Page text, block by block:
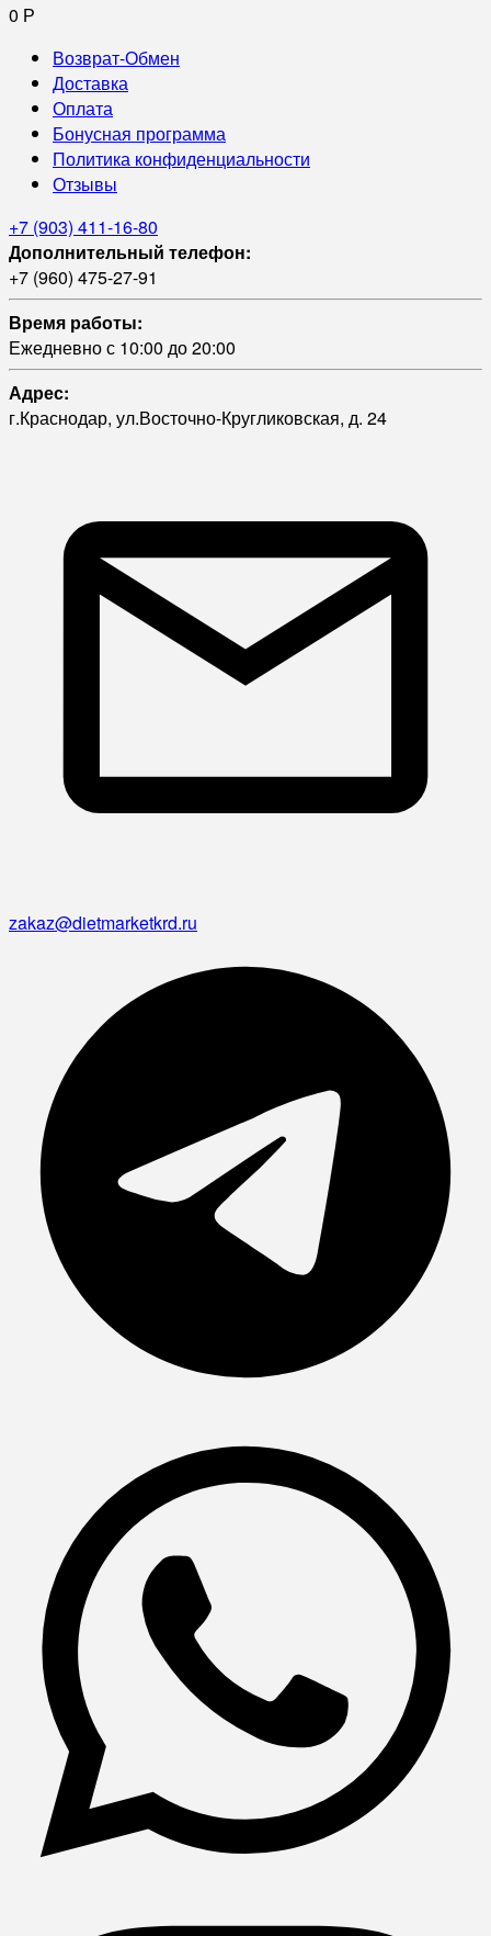
0 Р
Возврат-Обмен
Доставка
Оплата
Бонусная программа
Политика конфиденциальности
Отзывы
+7 (903) 411-16-80
Дополнительный телефон:
+7 (960) 475-27-91
Время работы:
Ежедневно с 10:00 до 20:00
Адрес:
г.Краснодар, ул.Восточно-Кругликовская, д. 24
zakaz@dietmarketkrd.ru